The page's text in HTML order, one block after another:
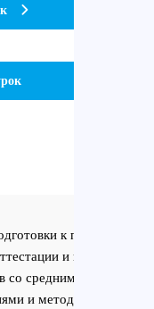
к первичной
и повышения
со средним и высшим
и методическими